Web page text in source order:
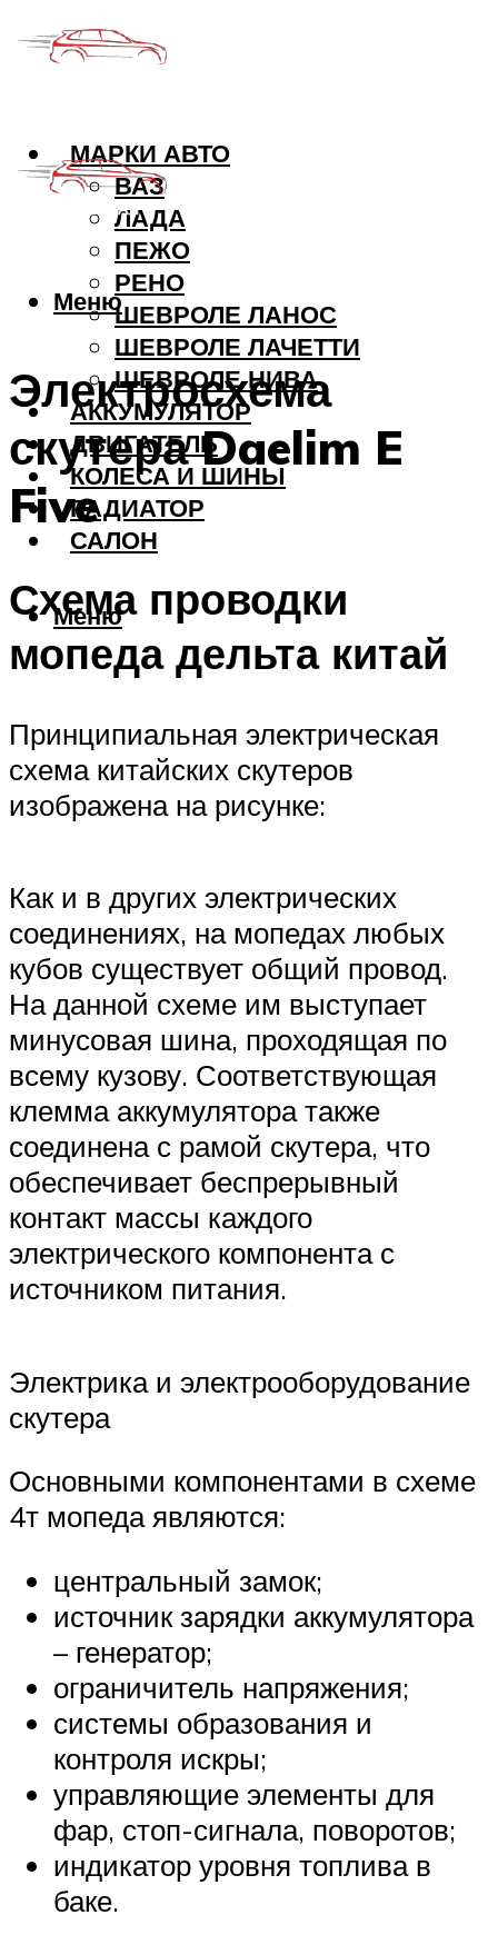
МАРКИ АВТО
ВАЗ
ЛАДА
ПЕЖО
РЕНО
ШЕВРОЛЕ ЛАНОС
ШЕВРОЛЕ ЛАЧЕТТИ
ШЕВРОЛЕ НИВА
АККУМУЛЯТОР
ДВИГАТЕЛЬ
КОЛЕСА И ШИНЫ
РАДИАТОР
САЛОН
Меню
Меню
Электросхема
скутера Daelim E
Five
Схема проводки
мопеда дельта китай
Принципиальная электрическая
схема китайских скутеров
изображена на рисунке:
Как и в других электрических
соединениях, на мопедах любых
кубов существует общий провод.
На данной схеме им выступает
минусовая шина, проходящая по
всему кузову. Соответствующая
клемма аккумулятора также
соединена с рамой скутера, что
обеспечивает беспрерывный
контакт массы каждого
электрического компонента с
источником питания.
Электрика и электрооборудование
скутера
Основными компонентами в схеме
4т мопеда являются:
центральный замок;
источник зарядки аккумулятора
– генератор;
ограничитель напряжения;
системы образования и
контроля искры;
управляющие элементы для
фар, стоп-сигнала, поворотов;
индикатор уровня топлива в
баке.